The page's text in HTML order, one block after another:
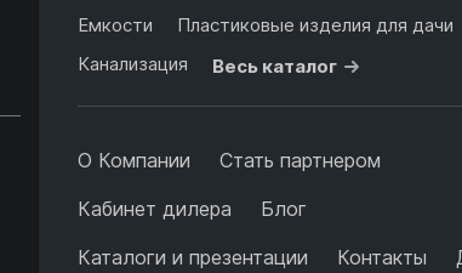
Емкости Пластиковые изделия для дачи
Канализация
Весь каталог
О Компании
Стать партнером
Кабинет дилера
Блог
Каталоги и презентации
Контакты